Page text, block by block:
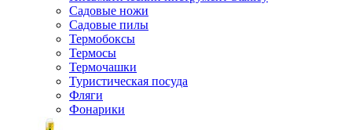
Садовые ножи
Садовые пилы
Термобоксы
Термосы
Термочашки
Туристическая посуда
Фляги
Фонарики